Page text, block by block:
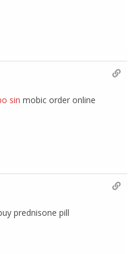
sin mobic order online
prednisone pill